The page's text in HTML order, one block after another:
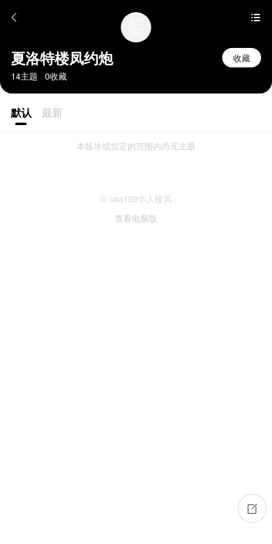
夏洛特楼凤约炮
14主题 0收藏
收藏
默认 最新
本版块或指定的范围内尚无主题
© usa169华人楼凤
查看电脑版